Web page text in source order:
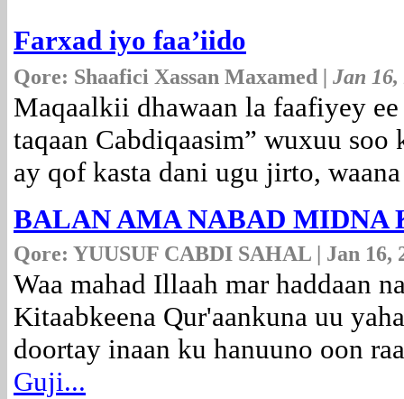
Farxad iyo faa’iido
Qore: Shaafici Xassan Maxamed | Jan 16,
Maqaalkii dhawaan la faafiyey
taqaan Cabdiqaasim” wuxuu
ay qof kasta dani ugu jirto,
BALAN AMA NABAD MIDNA
Qore: YUUSUF CABDI SAHAL | Jan 16,
Waa mahad Illaah mar haddaan
Kitaabkeena Qur'aankuna uu
doortay inaan ku hanuuno oon
Guji...